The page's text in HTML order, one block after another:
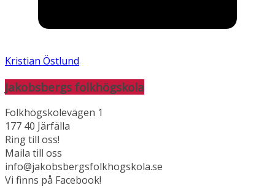
Kristian Östlund
Jakobsbergs folkhögskola
Folkhögskolevägen 1
177 40 Järfälla
Ring till oss!
Maila till oss
info@jakobsbergsfolkhogskola.se
Vi finns på Facebook!